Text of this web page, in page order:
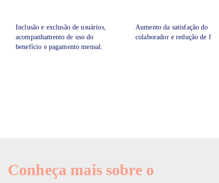
Inclusão e exclusão de usuários,
acompanhamento de uso do
benefício e pagamento mensal.
Aumento da satisfação do
colaborador e redução de
Conheça mais sobre o